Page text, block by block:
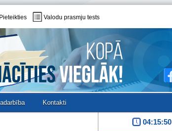
Pieteikties Valodu prasmju tests
Kontakti
04:15:50